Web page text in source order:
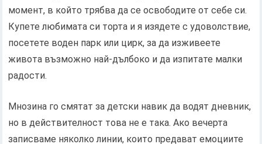
момент, в който трябва да се освободите от себе си.
Купете любимата си торта и я изядете с удоволствие,
посетете воден парк или цирк, за да изживеете
живота възможно най-дълбоко и да изпитате малки
радости.
Мнозина го смятат за детски навик да водят дневник,
но в действителност това не е така. Ако вечерта
записваме няколко линии, които предават емоциите